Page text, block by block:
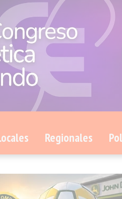
Regionales